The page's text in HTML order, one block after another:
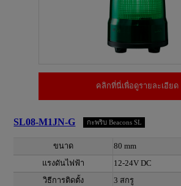
คลิกที่นี่เพื่อดูรายละเอียด
SL08-M1JN-G กะพริบ Beacons SL
ขนาด
80 mm
แรงดันไฟฟ้า
12-24V DC
วิธีการติดตั้ง
3 สกรู